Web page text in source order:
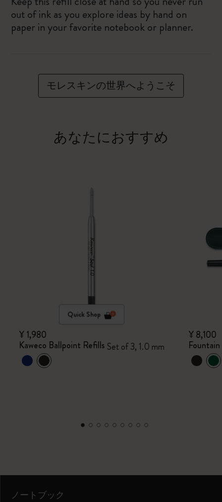
out of ink as you explore ideas by hand on
paper in your favorite notebook or planner.
モレスキンの世界へようこそ
あなたにおすすめ
Quick Shop
¥ 1,980
Kaweco Ballpoint Refills Set of 3, 1.0 mm
¥ 8,100
ノートブック